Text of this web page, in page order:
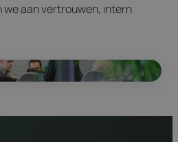
we aan vertrouwen, intern